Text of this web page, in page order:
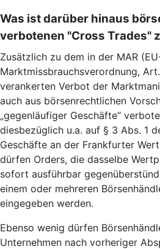
Was ist darüber hinaus
verbotenen "Cross Trades"
Zusätzlich zu dem in der MAR
Marktmissbrauchsverordnung,
verankerten Verbot der
auch aus börsenrechtlichen
„gegenläufiger Geschäfte“
diesbezüglich u.a. auf § 3 Abs. 1
Geschäfte an der Frankfurter
dürfen Orders, die dasselbe
sofort ausführbar
einem oder mehreren
eingegeben werden.
Ebenso wenig dürfen
Unternehmen nach vorheriger